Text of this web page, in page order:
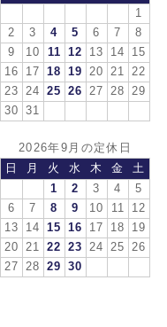
1
2
3 4 5 6 7
8
9
10 11 12 13 14
15
16
17 18 19 20 21
22
23
24 25 26 27 28
29
30
31
2026年9月の定休日
日
月 火 水 木 金
土
1
2 3 4
5
6
7 8 9 10 11
12
13
14 15 16 17 18
19
20
21 22 23 24 25
26
27
28 29 30